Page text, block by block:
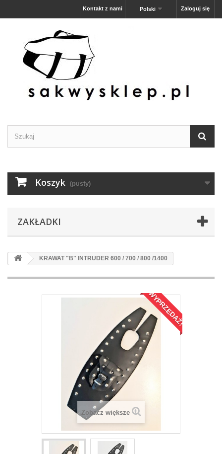
Zaloguj się
Polski
Kontakt z nami
Koszyk (pusty)
ZAKŁADKI
KRAWAT "B" INTRUDER 600 / 700 / 800 /1400
WYPRZEDAŻ!
Zobacz większe